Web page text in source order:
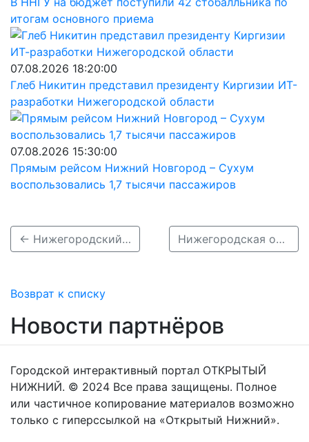
итогам основного приема
07.08.2026 18:20:00
Глеб Никитин представил президенту Киргизии ИТ-
разработки Нижегородской области
07.08.2026 15:30:00
Прямым рейсом Нижний Новгород – Сухум
воспользовались 1,7 тысячи пассажиров
← Нижегородский музей-заповедник отмечает 130-летний юбилей Нижегородская область присоединилась к акции «Веди родителей в музей» →
Возврат к списку
Новости партнёров
Городской интерактивный портал ОТКРЫТЫЙ
НИЖНИЙ. © 2024 Все права защищены. Полное
или частичное копирование материалов возможно
только с гиперссылкой на «Открытый Нижний».